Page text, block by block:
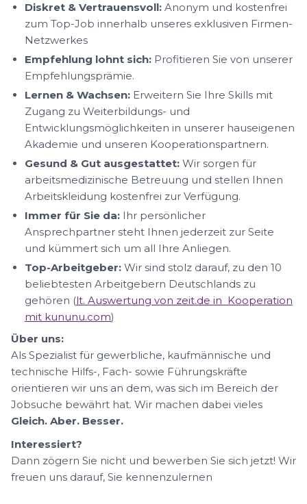
Diskret & Vertrauensvoll: Anonym und kostenfrei
zum Top-Job innerhalb unseres exklusiven Firmen-
Netzwerkes
Empfehlung lohnt sich: Profitieren Sie von unserer
Empfehlungsprämie.
Lernen & Wachsen: Erweitern Sie Ihre Skills mit
Zugang zu Weiterbildungs- und
Entwicklungsmöglichkeiten in unserer hauseigenen
Akademie und unseren Kooperationspartnern.
Gesund & Gut ausgestattet: Wir sorgen für
arbeitsmedizinische Betreuung und stellen Ihnen
Arbeitskleidung kostenfrei zur Verfügung.
Immer für Sie da: Ihr persönlicher
Ansprechpartner steht Ihnen jederzeit zur Seite
und kümmert sich um all Ihre Anliegen.
Top-Arbeitgeber: Wir sind stolz darauf, zu den 10
beliebtesten Arbeitgebern Deutschlands zu
gehören (lt. Auswertung von zeit.de in Kooperation
mit kununu.com)
Über uns:
Als Spezialist für gewerbliche, kaufmännische und
technische Hilfs-, Fach- sowie Führungskräfte
orientieren wir uns an dem, was sich im Bereich der
Jobsuche bewährt hat. Wir machen dabei vieles
Gleich. Aber. Besser.
Interessiert?
Dann zögern Sie nicht und bewerben Sie sich jetzt! Wir
freuen uns darauf, Sie kennenzulernen